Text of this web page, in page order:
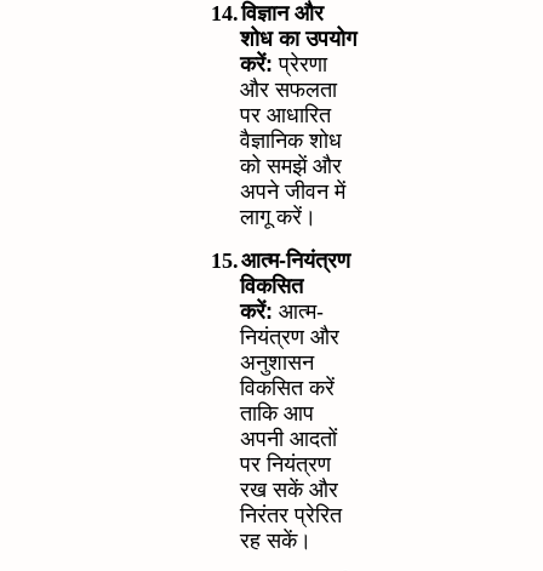
14.विज्ञान और
शोध का उपयोग
करें: प्रेरणा
और सफलता
पर आधारित
वैज्ञानिक शोध
को समझें और
अपने जीवन में
लागू करें।
15.आत्म-नियंत्रण
विकसित
करें: आत्म-
नियंत्रण और
अनुशासन
विकसित करें
ताकि आप
अपनी आदतों
पर नियंत्रण
रख सकें और
निरंतर प्रेरित
रह सकें।